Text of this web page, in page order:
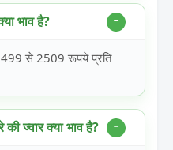
भाव है?
से 2509 रूपये प्रति
ज्वार क्या भाव है?